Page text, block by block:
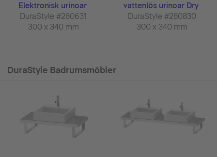
Elektronisk urinoar
DuraStyle #280631
300 x 340 mm
vattenlös urinoar Dry
DuraStyle #280830
300 x 340 mm
DuraStyle Badrumsmöbler